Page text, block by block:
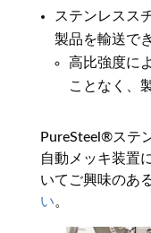
ステンレスス
製品を輸送で
高比強度に
ことなく、
PureSteel®ステ
自動メッキ装置
いてご興味のあ
い。